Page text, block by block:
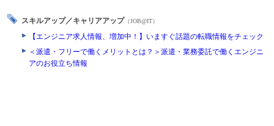
スキルアップ／キャリアアップ （JOB@IT）
【エンジニア求人情報、増加中！】いますぐ話題の転職情報をチェック
＜派遣・フリーで働くメリットとは？＞派遣・業務委託で働くエンジニ
アのお役立ち情報